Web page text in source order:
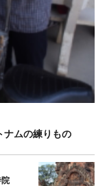
ナムの練りもの